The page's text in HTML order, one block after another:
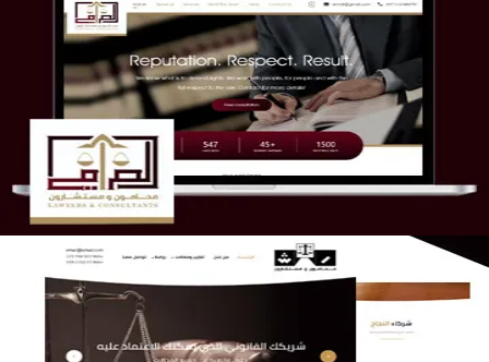
موقع الصرامي للمحاماة
التفاصيل
الريس والشعلان للمحاماة